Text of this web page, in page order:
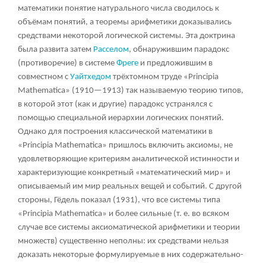
математики понятие натурального числа сводилось к
объёмам понятий, а теоремы арифметики доказывались
средствами некоторой логической системы. Эта доктрина
была развита затем Расселом, обнаружившим парадокс
(противоречие) в системе Фреге и предложившим в
совместном с Уайтхедом трёхтомном труде «Principia
Mathematica» (1910—1913) так называемую теорию типов,
в которой этот (как и другие) парадокс устранялся с
помощью специальной иерархии логических понятий.
Однако для построения классической математики в
«Principia Mathematica» пришлось включить аксиомы, не
удовлетворяющие критериям аналитической истинности и
характеризующие конкретный «математический мир» и
описываемый им мир реальных вещей и событий. С другой
стороны, Гёдель показал (1931), что все системы типа
«Principia Mathematica» и более сильные (т. е. во всяком
случае все системы аксиоматической арифметики и теории
множеств) существенно неполны: их средствами нельзя
доказать некоторые формулируемые в них содержательно-